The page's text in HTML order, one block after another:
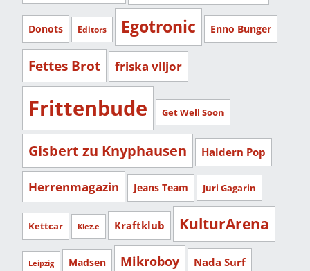
Donots Editors Egotronic Enno Bunger
Fettes Brot friska viljor
Frittenbude Get Well Soon
Gisbert zu Knyphausen Haldern Pop
Herrenmagazin Jeans Team Juri Gagarin
Kettcar Klez.e Kraftklub KulturArena
Leipzig Madsen Mikroboy Nada Surf